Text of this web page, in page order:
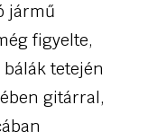
jármű
figyelte,
tetején
gitárral,